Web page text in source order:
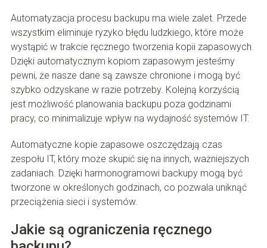
Automatyzacja procesu backupu ma wiele zalet. Przede
wszystkim eliminuje ryzyko błędu ludzkiego, które może
wystąpić w trakcie ręcznego tworzenia kopii zapasowych.
Dzięki automatycznym kopiom zapasowym jesteśmy
pewni, że nasze dane są zawsze chronione i mogą być
szybko odzyskane w razie potrzeby. Kolejną korzyścią
jest możliwość planowania backupu poza godzinami
pracy, co minimalizuje wpływ na wydajność systemów IT.
Automatyczne kopie zapasowe oszczędzają czas
zespołu IT, który może skupić się na innych, ważniejszych
zadaniach. Dzięki harmonogramowi backupy mogą być
tworzone w określonych godzinach, co pozwala uniknąć
przeciążenia sieci i systemów.
Jakie są ograniczenia ręcznego